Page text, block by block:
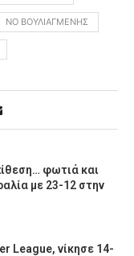
ΝΟ ΒΟΥΛΙΑΓΜΈΝΗΣ
φωτιά και
με 23-12 στην
League, νίκησε 14-